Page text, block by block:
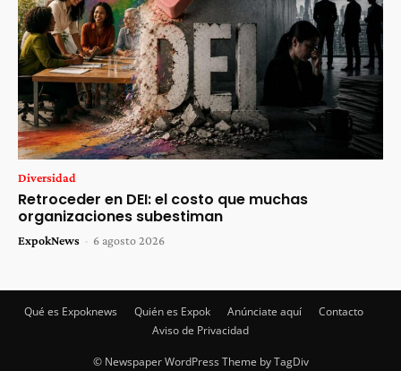
Diversidad
Retroceder en DEI: el costo que muchas
organizaciones subestiman
ExpokNews - 6 agosto 2026
Qué es Expoknews Quién es Expok Anúnciate aquí
Contacto
Aviso de Privacidad
© Newspaper WordPress Theme by TagDiv